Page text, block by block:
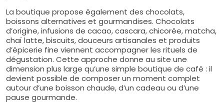
La boutique propose également des chocolats,
boissons alternatives et gourmandises. Chocolats
d’origine, infusions de cacao, cascara, chicorée, matcha,
chaï latte, biscuits, douceurs artisanales et produits
d’épicerie fine viennent accompagner les rituels de
dégustation. Cette approche donne au site une
dimension plus large qu’une simple boutique de café : il
devient possible de composer un moment complet
autour d’une boisson chaude, d’un cadeau ou d’une
pause gourmande.